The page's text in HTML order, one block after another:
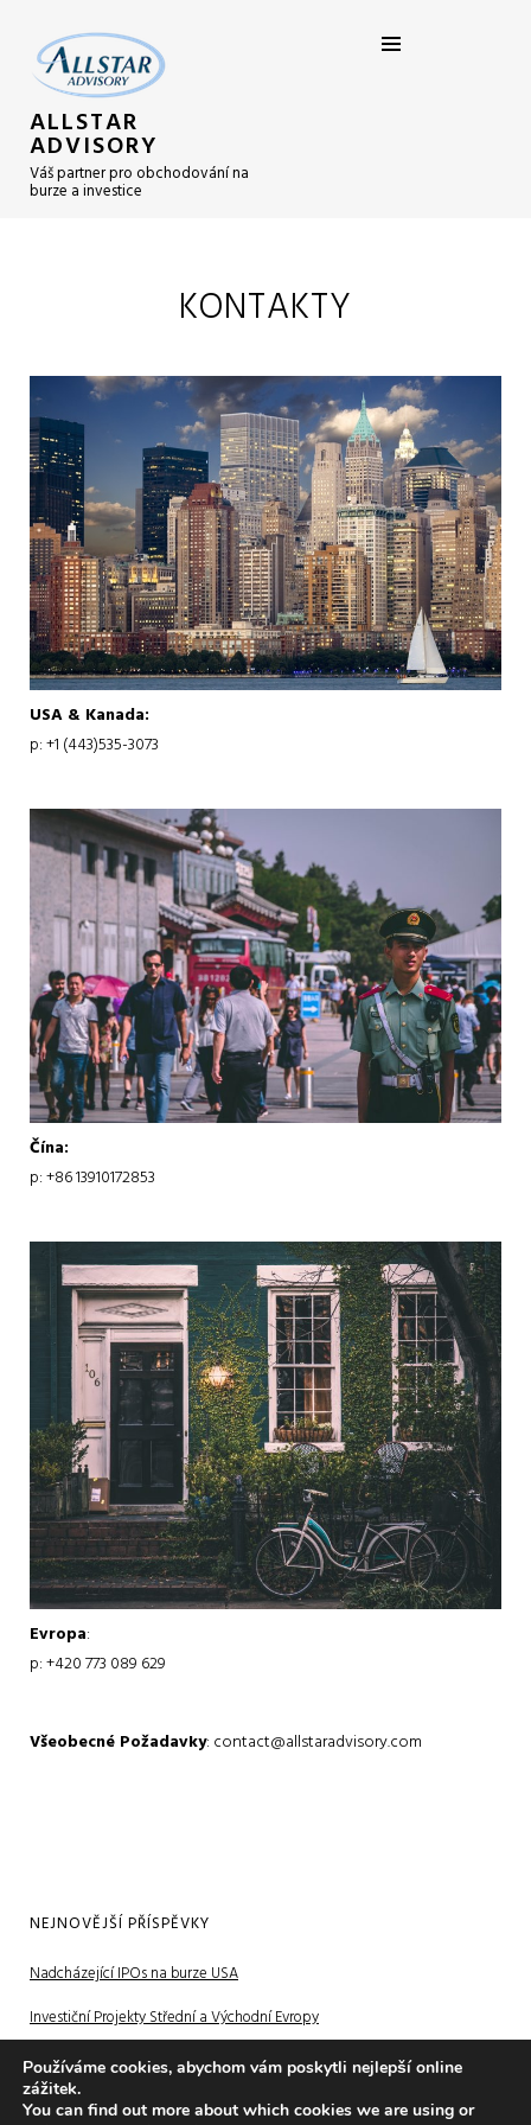
ALLSTAR
ADVISORY
Váš partner pro obchodování na
burze a investice
KONTAKTY
USA & Kanada:
p: +1 (443)535-3073
Čína:
p: +86 13910172853
Evropa:
p: +420 773 089 629
Všeobecné Požadavky: contact@allstaradvisory.com
NEJNOVĚJŠÍ PŘÍSPĚVKY
Nadcházející IPOs na burze USA
Investiční Projekty Střední a Východní Evropy
Investiční Projekty v Číně
Používáme cookies, abychom vám poskytli nejlepší online
zážitek.
You can find out more about which cookies we are using or